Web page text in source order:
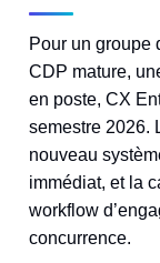
Pour un groupe
CDP mature,
en poste, CX
semestre 2026.
nouveau
immédiat, et la
workflow
concurrence.